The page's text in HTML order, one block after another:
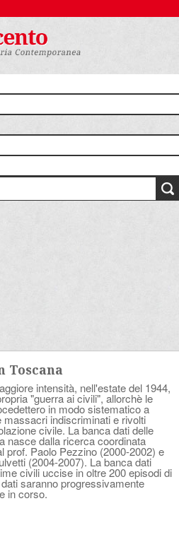
Toscana
intensità, nell'estate del 1944,
"guerra ai civili", allorchè le
in modo sistematico a
massacri indiscriminati e rivolti
civile. La banca dati delle
nasce dalla ricerca coordinata
prof. Paolo Pezzino (2000-2002) e
(2004-2007). La banca dati
civili uccise in oltre 200 episodi di
saranno progressivamente
in corso.